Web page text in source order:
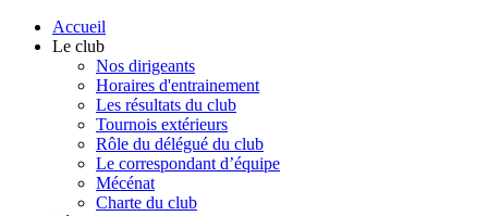
Accueil
Le club
Nos dirigeants
Horaires d'entrainement
Les résultats du club
Tournois extérieurs
Rôle du délégué du club
Le correspondant d’équipe
Mécénat
Charte du club